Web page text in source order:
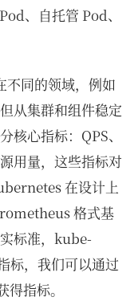
、自托管 Pod、
同的领域，例如
从集群和组件稳定
核心指标：QPS、
用量，这些指标对
在设计上
格式基
标准，kube-
标，我们可以通过
指标。